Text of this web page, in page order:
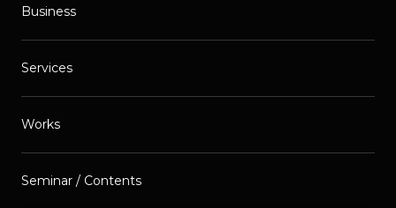
Business
Services
Works
Seminar / Contents